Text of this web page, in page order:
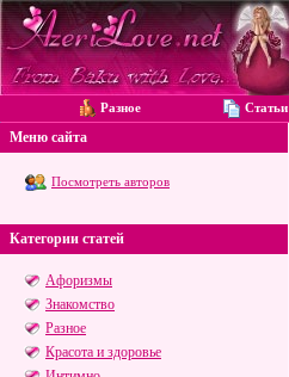
Разное Статьи
Меню сайта
Посмотреть авторов
Категории статей
Афоризмы
Знакомство
Разное
Красота и здоровье